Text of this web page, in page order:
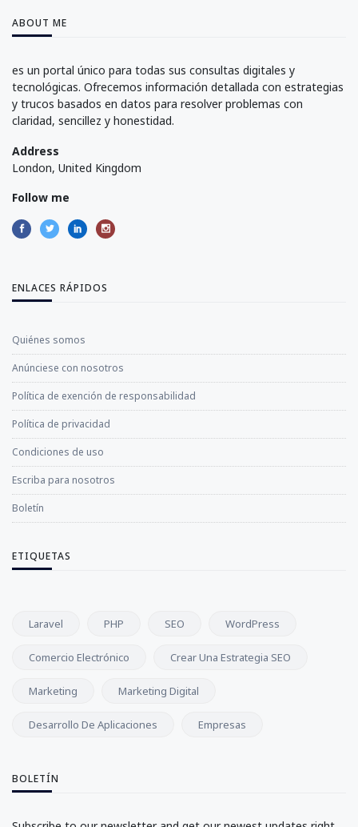
ABOUT ME
es un portal único para todas sus consultas digitales y
tecnológicas. Ofrecemos información detallada con estrategias
y trucos basados en datos para resolver problemas con
claridad, sencillez y honestidad.
Address
London, United Kingdom
Follow me
ENLACES RÁPIDOS
Quiénes somos
Anúnciese con nosotros
Política de exención de responsabilidad
Política de privacidad
Condiciones de uso
Escriba para nosotros
Boletín
ETIQUETAS
Laravel PHP SEO WordPress
Comercio Electrónico Crear Una Estrategia SEO
Marketing Marketing Digital
Desarrollo De Aplicaciones Empresas
BOLETÍN